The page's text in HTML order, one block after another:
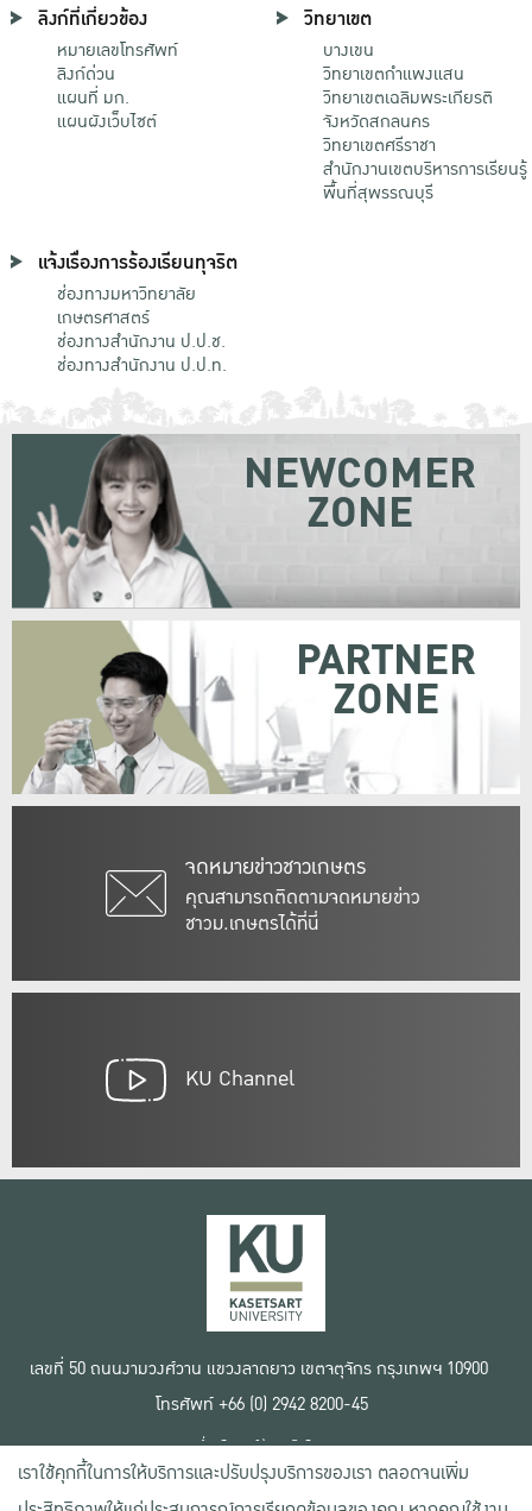
ลิงก์ที่เกี่ยวข้อง
หมายเลขโทรศัพท์
ลิงก์ด่วน
แผนที่ มก.
แผนผังเว็บไซต์
วิทยาเขต
บางเขน
วิทยาเขตกําแพงแสน
วิทยาเขตเฉลิมพระเกียรติ
จังหวัดสกลนคร
วิทยาเขตศรีราชา
สำนักงานเขตบริหารการเรียนรู้
พื้นที่สุพรรณบุรี
แจ้งเรื่องการร้องเรียนทุจริต
ช่องทางมหาวิทยาลัย
เกษตรศาสตร์
ช่องทางสำนักงาน ป.ป.ช.
ช่องทางสำนักงาน ป.ป.ท.
จดหมายข่าวชาวเกษตร
คุณสามารถติดตามจดหมายข่าว
ชาวม.เกษตรได้ที่นี่
NEWCOMER
ZONE
PARTNER
ZONE
KU Channel
เลขที่ 50 ถนนงามวงศ์วาน แขวงลาดยาว เขตจตุจักร กรุงเทพฯ 10900
โทรศัพท์ +66 (0) 2942 8200-45
เงื่อนไขการใช้งานเว็บไซต์
ข้อตกลงด้านสิทธิ์ใช้งาน
นโยบายความเป็นส่วนตัว
เราใช้คุกกี้ในการให้บริการและปรับปรุงบริการของเรา ตลอดจนเพิ่ม